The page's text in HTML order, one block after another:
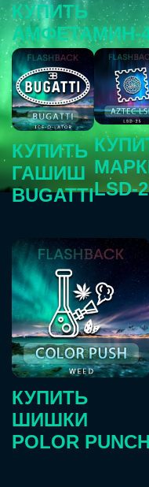
КУПИТЬ
АМФЕТАМИН-
КУПИТЬ
ГАШИШ
BUGATTILSD-
КУПИТЬ
ШИШКИ
POLOR PUNCH